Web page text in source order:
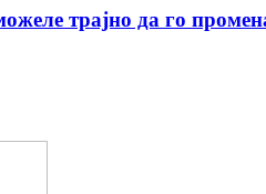
трајно да го